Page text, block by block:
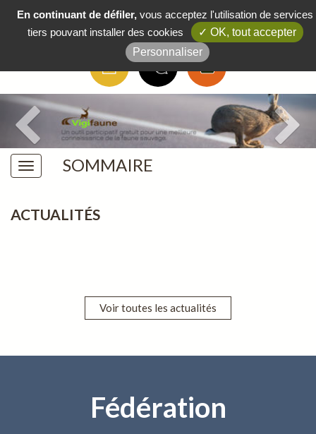
Boutique / FAQ / Actus / Contact
SOMMAIRE
ACTUALITÉS
Voir toutes les actualités
Fédération
En continuant de défiler, vous acceptez l'utilisation de services
tiers pouvant installer des cookies
✓ OK, tout accepter
Personnaliser